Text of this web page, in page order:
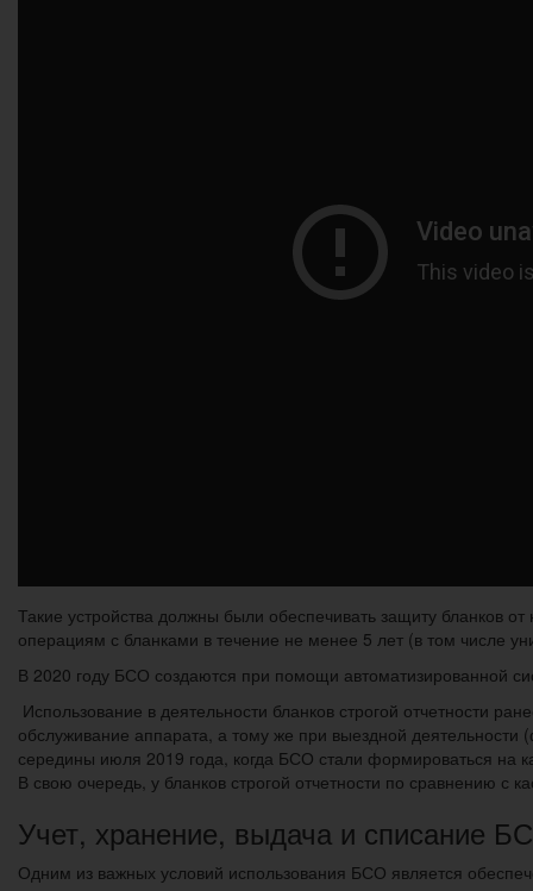
Такие устройства должны были обеспечивать защиту бланков
операциям с бланками в течение не менее 5 лет (в том числе
В 2020 году БСО создаются при помощи автоматизированной
Использование в деятельности бланков строгой отчетности
обслуживание аппарата, а тому же при выездной
середины июля 2019 года, когда БСО стали формироваться на
В свою очередь, у бланков строгой отчетности по сравнению с
Учет, хранение, выдача и списание
Одним из важных условий использования БСО является